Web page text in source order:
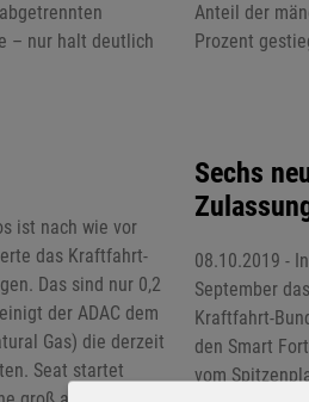
– nur halt deutlich
Anteil der
Prozent
ist nach wie vor
das Kraftfahrt-
Das sind nur 0,2
der ADAC dem
Gas) die derzeit
Seat startet
Sechs
08.10.2019 -
September
Kraftfahrt-
den Smart
vom